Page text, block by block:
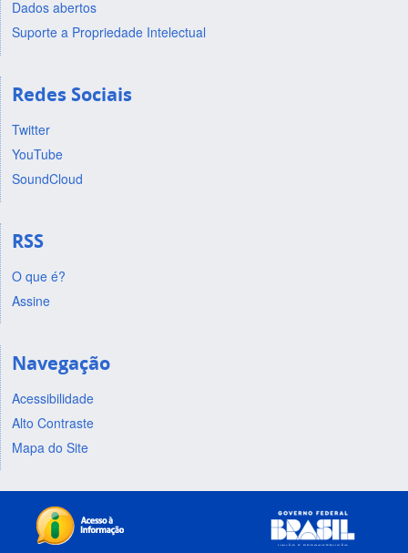
Dados abertos
Suporte a Propriedade Intelectual
Redes Sociais
Twitter
YouTube
SoundCloud
RSS
O que é?
Assine
Navegação
Acessibilidade
Alto Contraste
Mapa do Site